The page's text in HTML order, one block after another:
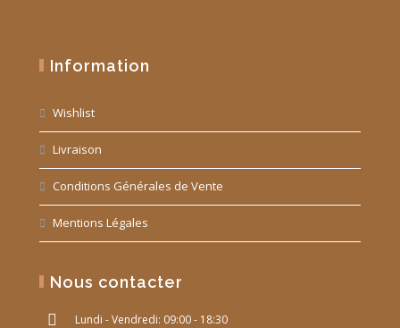
Information
Wishlist
Livraison
Conditions Générales de Vente
Mentions Légales
Nous contacter
Lundi - Vendredi: 09:00 - 18:30